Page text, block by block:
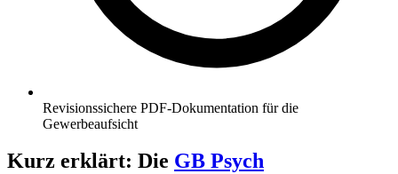
Revisionssichere PDF-Dokumentation für die
Gewerbeaufsicht
Kurz erklärt: Die GB Psych